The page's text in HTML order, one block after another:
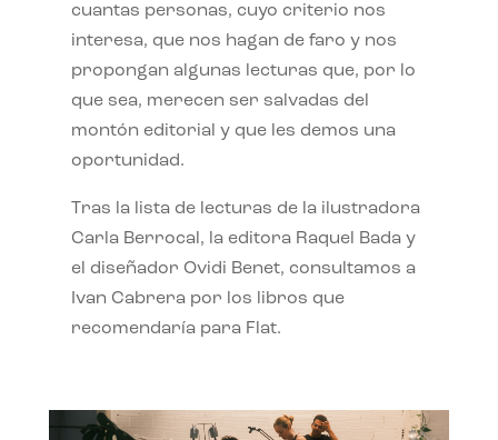
cuantas personas, cuyo criterio nos
interesa, que nos hagan de faro y nos
propongan algunas lecturas que, por lo
que sea, merecen ser salvadas del
montón editorial y que les demos una
oportunidad.
Tras la lista de lecturas de la ilustradora
Carla Berrocal, la editora Raquel Bada y
el diseñador Ovidi Benet, consultamos a
Ivan Cabrera por los libros que
recomendaría para Flat.